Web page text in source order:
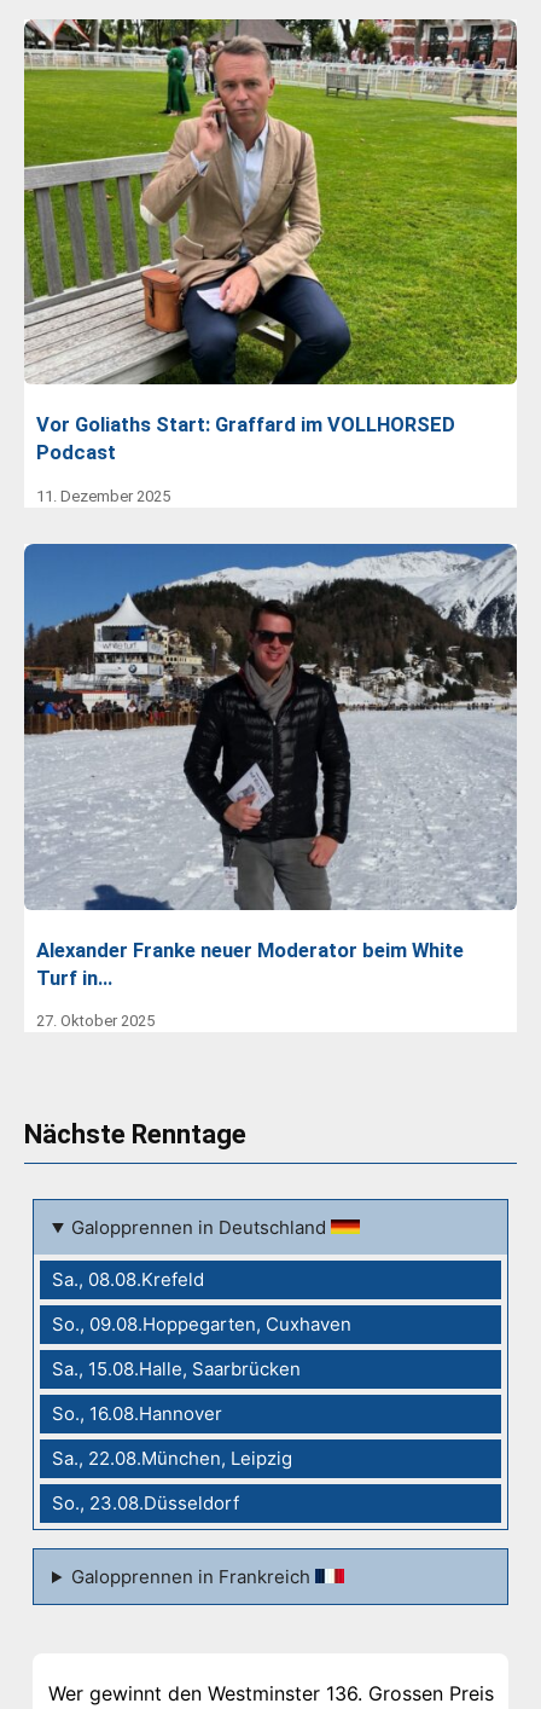
Vor Goliaths Start: Graffard im VOLLHORSED
Podcast
11. Dezember 2025
Alexander Franke neuer Moderator beim White
Turf in…
27. Oktober 2025
Nächste Renntage
Galopprennen in Deutschland
Sa., 08.08.Krefeld
So., 09.08.Hoppegarten, Cuxhaven
Sa., 15.08.Halle, Saarbrücken
So., 16.08.Hannover
Sa., 22.08.München, Leipzig
So., 23.08.Düsseldorf
Galopprennen in Frankreich
Wer gewinnt den Westminster 136. Grossen Preis